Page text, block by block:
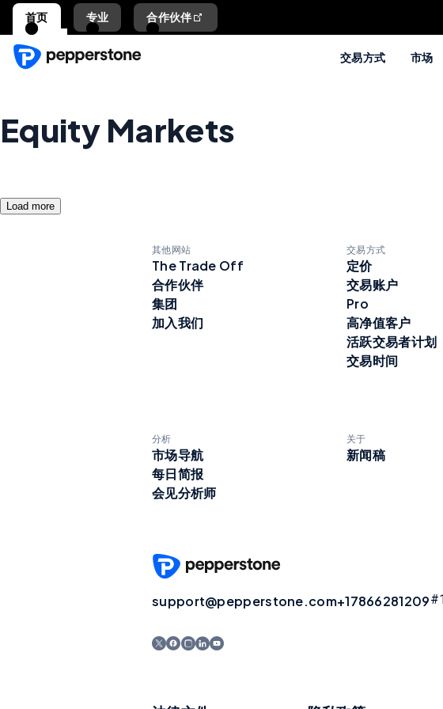
首页 专业 合作伙伴
交易方式 市场
Equity Markets
Load more
其他网站
The Trade Off
合作伙伴
集团
加入我们
交易方式
定价
交易账户
Pro
高净值客户
活跃交易者计划
交易时间
分析
市场导航
每日简报
会见分析师
关于
新闻稿
support@pepperstone.com+17866281209